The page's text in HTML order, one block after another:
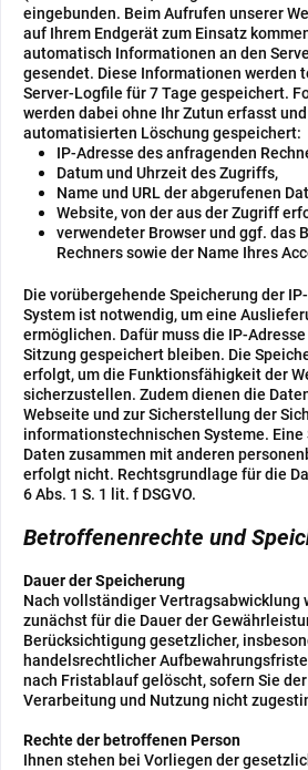
eingebunden. Beim Aufrufen unserer
auf Ihrem Endgerät zum Einsatz
automatisch Informationen an den
gesendet. Diese Informationen werden
Server-Logfile für 7 Tage gespeichert.
werden dabei ohne Ihr Zutun erfasst
automatisierten Löschung gespeichert:
IP-Adresse des anfragenden
Datum und Uhrzeit des Zugriffs,
Name und URL der abgerufenen
Website, von der aus der Zugriff
verwendeter Browser und ggf. das
Rechners sowie der Name Ihres
Die vorübergehende Speicherung der
System ist notwendig, um eine
ermöglichen. Dafür muss die IP-
Sitzung gespeichert bleiben. Die
erfolgt, um die Funktionsfähigkeit der
sicherzustellen. Zudem dienen die
Webseite und zur Sicherstellung der
informationstechnischen Systeme.
Daten zusammen mit anderen
erfolgt nicht. Rechtsgrundlage für die
6 Abs. 1 S. 1 lit. f DSGVO.
Betroffenenrechte und
Dauer der Speicherung
Nach vollständiger Vertragsabwicklung
zunächst für die Dauer der
Berücksichtigung gesetzlicher,
handelsrechtlicher
nach Fristablauf gelöscht, sofern Sie
Verarbeitung und Nutzung nicht
Rechte der betroffenen Person
Ihnen stehen bei Vorliegen der